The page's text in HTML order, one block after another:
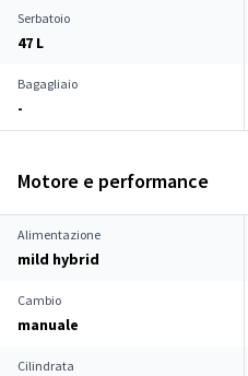
Serbatoio
47 L
Bagagliaio
-
Motore e performance
Alimentazione
mild hybrid
Cambio
manuale
Cilindrata